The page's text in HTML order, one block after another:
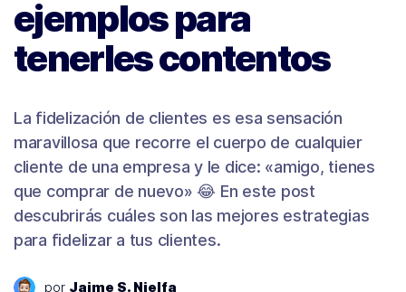
ejemplos para
tenerles contentos
La fidelización de clientes es esa sensación
maravillosa que recorre el cuerpo de cualquier
cliente de una empresa y le dice: «amigo, tienes
que comprar de nuevo» 😂 En este post
descubrirás cuáles son las mejores estrategias
para fidelizar a tus clientes.
por Jaime S. Nielfa